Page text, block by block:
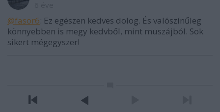
@fasor6: Ez egészen kedves dolog. És valószínűleg
könnyebben is megy kedvből, mint muszájból. Sok
sikert mégegyszer!